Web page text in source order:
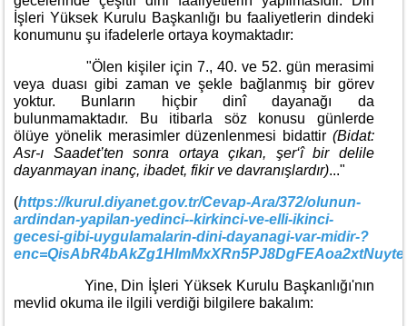
İşleri Yüksek Kurulu Başkanlığı bu faaliyetlerin dindeki
konumunu şu ifadelerle ortaya koymaktadır:
"Ölen kişiler için 7., 40. ve 52. gün merasimi
veya duası gibi zaman ve şekle bağlanmış bir görev
yoktur. Bunların hiçbir dinî dayanağı da
bulunmamaktadır. Bu itibarla söz konusu günlerde
ölüye yönelik merasimler düzenlenmesi bidattir (Bidat:
Asr-ı Saadet’ten sonra ortaya çıkan, şer‘î bir delile
dayanmayan inanç, ibadet, fikir ve davranışlardır)..."
(https://kurul.diyanet.gov.tr/Cevap-Ara/372/olunun-
ardindan-yapilan-yedinci--kirkinci-ve-elli-ikinci-
gecesi-gibi-uygulamalarin-dini-dayanagi-var-midir-?
Yine, Din İşleri Yüksek Kurulu Başkanlığı'nın
mevlid okuma ile ilgili verdiği bilgilere bakalım: